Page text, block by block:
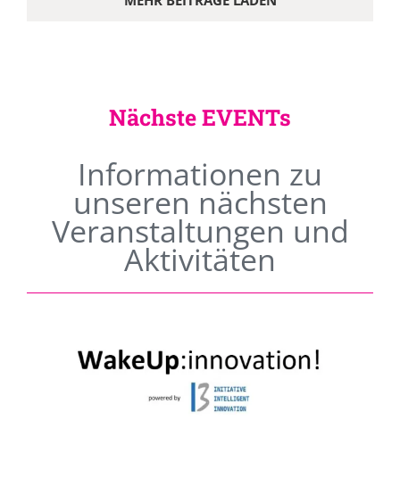
Nächste EVENTs
Informationen zu
unseren nächsten
Veranstaltungen und
Aktivitäten